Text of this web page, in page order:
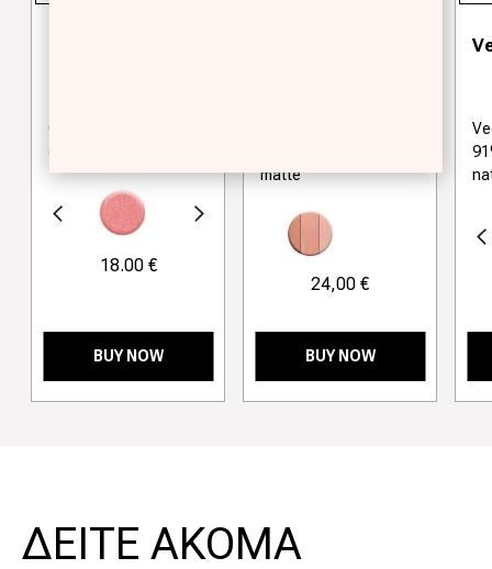
Ce blush de texture
douce et soyeuse
Suivant
18.00 €
BUY NOW
matte
24,00 €
BUY NOW
Précédent
ΔΕΙΤΕ ΑΚΟΜΑ